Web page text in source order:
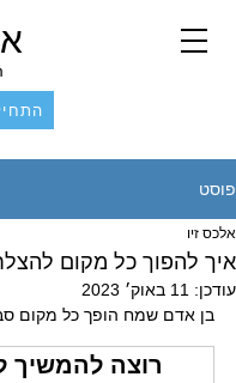
פוסט
איך להפוך כל מקום
אלכס זיו
עודכן: 11 באוק׳ 2023
בן אדם שמח הופך כל מקום
רוצה להמשיך